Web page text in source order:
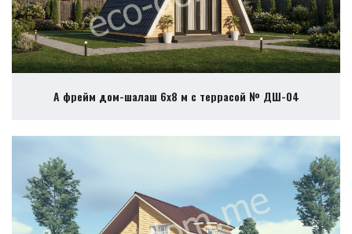
А фрейм дом-шалаш 6х8 м с террасой № ДШ-04